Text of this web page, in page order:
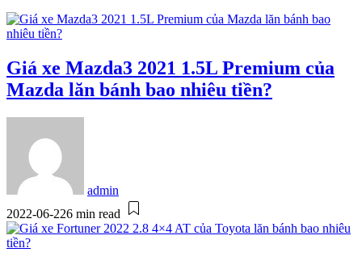
Giá xe Mazda3 2021 1.5L Premium của
Mazda lăn bánh bao nhiêu tiền?
admin
2022-06-226 min read